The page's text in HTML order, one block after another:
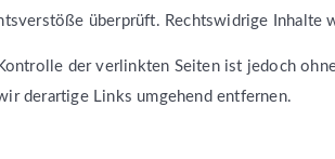
überprüft. Rechtswidrige Inhalte
der verlinkten Seiten ist jedoch
derartige Links umgehend entfernen.